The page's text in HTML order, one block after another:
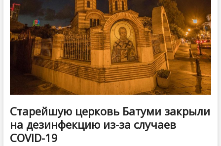
n
Старейшую церковь Батуми закрыли
на дезинфекцию из-за случаев
COVID-19